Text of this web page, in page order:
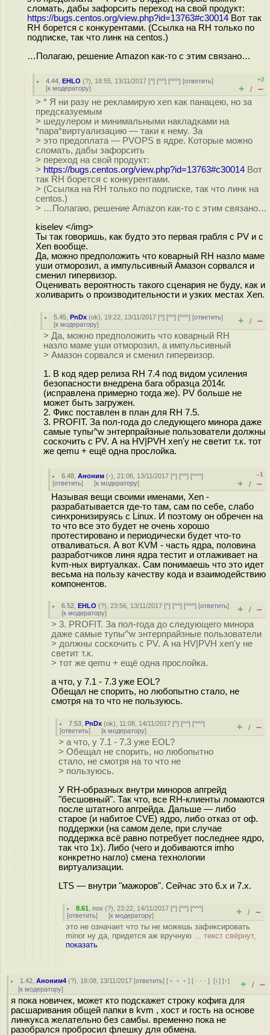
сломать, дабы зафорсить переход на свой продукт:
https://bugs.centos.org/view.php?id=13763#c30014 Вот так
RH борется с конкурентами. (Ссылка на RH только по
подписке, так что линк на centos.)
…Полагаю, решение Amazon как-то с этим связано…
4.44 ,EHLO (?), 18:55, 13/11/2017 [^] [^^] [^^^] [ответить]
[к модератору]
+2
+ / –
> * Я ни разу не рекламирую xen как панацею, но за
предсказуемым
> шедулером и минимальными накладками на
*пара*виртуализацию — таки к нему. За
> это предоплата — PVOPS в ядре. Которые можно
сломать, дабы зафорсить
> переход на свой продукт:
> https://bugs.centos.org/view.php?id=13763#c30014 Вот
так RH борется с конкурентами.
> (Ссылка на RH только по подписке, так что линк на
centos.)
> …Полагаю, решение Amazon как-то с этим связано…
kiselev </img>
Ты так говоришь, как будто это первая грабля с PV и с
Xen вообще.
Да, можно предположить что коварный RH назло маме
уши отморозил, а импульсивный Амазон сорвался и
сменил гипервизор.
Оценивать вероятность такого сценария не буду, как и
холиварить о производительности и узких местах Xen.
5.45 ,PnDx (ok), 19:22, 13/11/2017 [^] [^^] [^^^] [ответить]
[к модератору] + / –
> Да, можно предположить что коварный RH
назло маме уши отморозил, а импульсивный
> Амазон сорвался и сменил гипервизор.
1. В код ядер релиза RH 7.4 под видом усиления
безопасности внедрена бага образца 2014г.
(исправлена примерно тогда же). PV больше не
может быть загружен.
2. Фикс поставлен в план для RH 7.5.
3. PROFIT. За пол-года до следующего минора даже
самые тупы^w энтерпрайзные пользователи должны
соскочить с PV. А на HV|PVH xen'у не светит т.к. тот
же qemu + ещё одна прослойка.
6.48 ,Аноним (-), 21:06, 13/11/2017 [^] [^^] [^^^]
[ответить] [к модератору]
–1
+ / –
Называя вещи своими именами, Xen -
разрабатывается где-то там, сам по себе, слабо
синхронизируясь с Linux. И поэтому он обречен на
то что все это будет не очень хорошо
протестировано и периодически будет что-то
отваливаться. А вот KVM - часть ядра, половина
разработчиков линя ядра тестит и отлаживает на
kvm-ных виртуалках. Сам понимаешь что это идет
весьма на пользу качеству кода и взаимодействию
компонентов.
6.52 ,EHLO (?), 23:56, 13/11/2017 [^] [^^] [^^^] [ответить]
[к модератору] + / –
> 3. PROFIT. За пол-года до следующего минора
даже самые тупы^w энтерпрайзные пользователи
> должны соскочить с PV. А на HV|PVH xen'у не
светит т.к.
> тот же qemu + ещё одна прослойка.
а что, у 7.1 - 7.3 уже EOL?
Обещал не спорить, но любопытно стало, не
смотря на то что не пользуюсь.
7.53 ,PnDx (ok), 11:08, 14/11/2017 [^] [^^] [^^^]
[ответить] [к модератору] + / –
> а что, у 7.1 - 7.3 уже EOL?
> Обещал не спорить, но любопытно
стало, не смотря на то что не
> пользуюсь.
У RH-образных внутри миноров апгрейд
"бесшовный". Так что, все RH-клиенты ломаются
после штатного апгрейда. Дальше — либо
старое (и набитое CVE) ядро, либо отказ от оф.
поддержки (на самом деле, при случае
поддержка всё равно потребует последнее ядро,
так что 1х). Либо (чего и добиваются imho
конкретно нагло) смена технологии
виртуализации.
LTS — внутри "мажоров". Сейчас это 6.x и 7.x.
8.61 ,пох (?), 23:22, 14/11/2017 [^] [^^] [^^^]
[ответить] [к модератору] + / –
это не означает что ты не можешь зафиксировать
minor ну да, придется аж вручную ... текст свёрнут,
показать
1.42 ,Аноним4 (?), 18:08, 13/11/2017 [ответить] [ ﹢﹢﹢] [ · · ·][↓] [↑]
[к модератору] + / –
я пока новичек, может кто подскажет строку кофига для
расшаривания общей папки в kvm , хост и гость на основе
линкукса желательно без самбы. временно пока не
разобрался пробросил флешку для обмена.